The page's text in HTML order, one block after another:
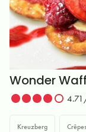
Wonder
Kreuzberg